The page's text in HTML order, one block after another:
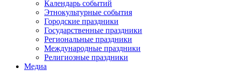
Календарь событий
Этнокультурные события
Городские праздники
Государственные праздники
Региональные праздники
Международные праздники
Религиозные праздники
Медиа